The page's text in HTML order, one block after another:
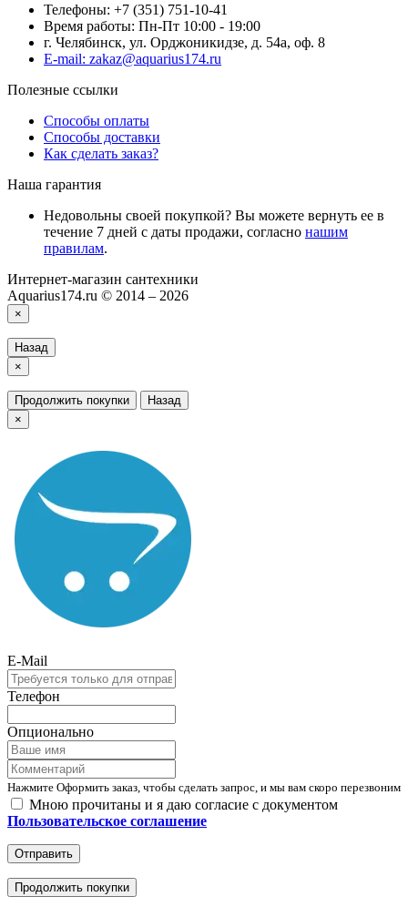
Телефоны: +7 (351) 751-10-41
Время работы: Пн-Пт 10:00 - 19:00
г. Челябинск, ул. Орджоникидзе, д. 54а, оф. 8
E-mail: zakaz@aquarius174.ru
Полезные ссылки
Способы оплаты
Способы доставки
Как сделать заказ?
Наша гарантия
Недовольны своей покупкой? Вы можете вернуть ее в
течение 7 дней с даты продажи, согласно нашим
правилам.
Интернет-магазин сантехники
Aquarius174.ru © 2014 – 2026
×
Назад
×
Продолжить покупки
Назад
×
E-Mail
Телефон
Опционально
Нажмите Оформить заказ, чтобы сделать запрос, и мы вам скоро перезвоним
Мною прочитаны и я даю согласие с документом
Пользовательское соглашение
Отправить
Продолжить покупки